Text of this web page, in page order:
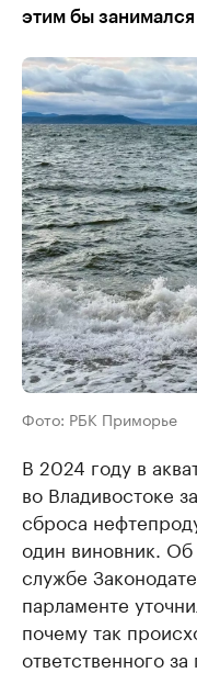
этим бы занимался
Фото: РБК Приморье
В 2024 году в
во Владивостоке
сброса
один виновник.
службе
парламенте
почему так
ответственного